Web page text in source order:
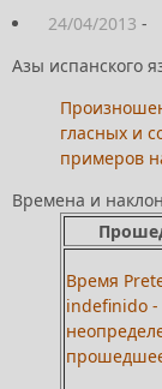
24/04/2013 -
Азы испанского
гласных и
примеров
Времена и
Время
indefinido -